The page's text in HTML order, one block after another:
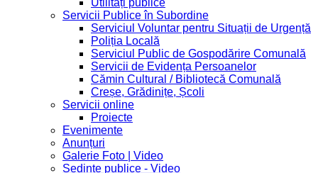
Utilități publice
Servicii Publice în Subordine
Serviciul Voluntar pentru Situații de Urgență
Poliția Locală
Serviciul Public de Gospodărire Comunală
Servicii de Evidența Persoanelor
Cămin Cultural / Bibliotecă Comunală
Creșe, Grădinițe, Școli
Servicii online
Proiecte
Evenimente
Anunțuri
Galerie Foto | Video
Sedinte publice - Video